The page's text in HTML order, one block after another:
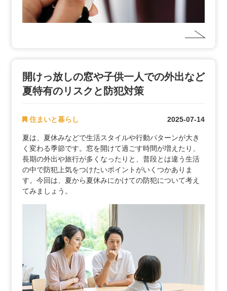
開けっ放しの窓や子供一人での外出など
夏特有のリスクと防犯対策
住まいと暮らし 2025-07-14
夏は、夏休みなどで生活スタイルや行動パターンが大き
く変わる季節です。窓を開けて過ごす時間が増えたり、
長期の外出や旅行が多くなったりと、普段とは違う生活
の中で防犯上気をつけたいポイントがいくつかありま
す。今回は、夏から夏休みにかけての防犯について考え
てみましょう。